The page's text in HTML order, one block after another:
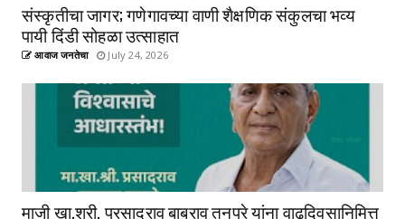
संस्कृतीचा जागर; गणेगावच्या वाणी शैक्षणिक संकुलचा भव्य
पायी दिंडी सोहळा उत्साहात
आवाज जनतेचा July 24, 2026
माजी खा.श्री. प्रसादराव बाबुराव तनपुरे यांना वाढदिवसानिमित्त